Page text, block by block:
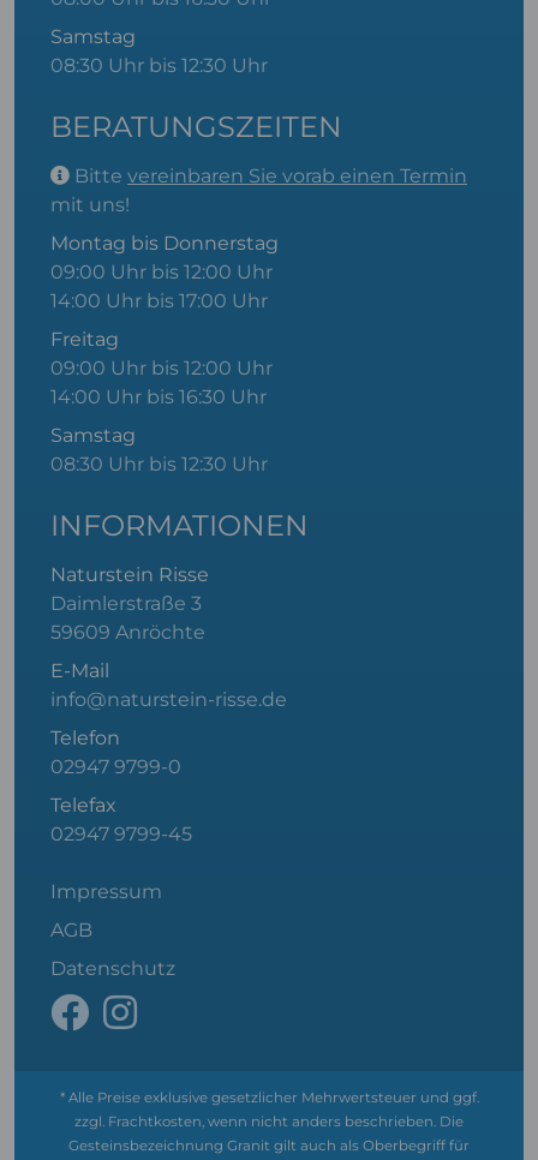
Samstag
08:30 Uhr bis 12:30 Uhr
BERATUNGSZEITEN
Bitte vereinbaren Sie vorab einen Termin
mit uns!
Montag bis Donnerstag
09:00 Uhr bis 12:00 Uhr
14:00 Uhr bis 17:00 Uhr
Freitag
09:00 Uhr bis 12:00 Uhr
14:00 Uhr bis 16:30 Uhr
Samstag
08:30 Uhr bis 12:30 Uhr
INFORMATIONEN
Naturstein Risse
Daimlerstraße 3
59609 Anröchte
E-Mail
info@naturstein-risse.de
Telefon
02947 9799-0
Telefax
02947 9799-45
Impressum
AGB
Datenschutz
* Alle Preise exklusive gesetzlicher Mehrwertsteuer und ggf.
zzgl. Frachtkosten, wenn nicht anders beschrieben. Die
Gesteinsbezeichnung Granit gilt auch als Oberbegriff für